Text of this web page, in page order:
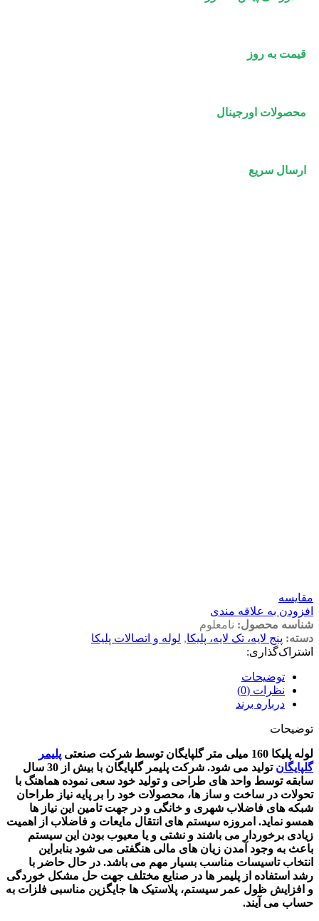
قیمت به روز
محصولات اورجینال
ارسال سریع
مقايسه
افزودن به علاقه مندی
شناسه محصول: نامعلوم
دسته: پنج لایه، تک لایه، پلیکا, لوله و اتصالات پلیکا
اشتراک‌گذاری:
توضیحات
نظرات (0)
درباره برند
توضیحات
لوله پلیکا 160 میلی متر گلپایگان توسط شرکت صنعتی پلیمر
گلپایگان
تولید می شود. شرکت پلیمر گلپایگان با بیش از 30 سال
سابقه توسط واحد های طراحی و تولید خود سعی نموده هماهنگ با
تحولات در ساخت و ساز ها، محصولات خود را بر پایه نیاز طراحان
شبکه های فاضلاب شهری و خانگی و در جهت تامین این نیاز ها
همسو نماید. امروزه سیستم های انتقال مایعات و فاضلاب از اهمیت
زیادی برخوردار می باشند و نشتی و یا معیوب بودن این سیستم
باعث به وجود آمدن زیان های مالی هنگفتی می شود بنابراین
انتخاب تاسیسات مناسب بسیار مهم می باشد. در حال حاضر با
رشد استفاده از پلیمر ها در صنایع مختلف جهت حل مشکل خوردگی
و افزایش ظول عمر سیستم، پلاستیک ها جایگزین مناسبی فلزات به
حساب می آیند.